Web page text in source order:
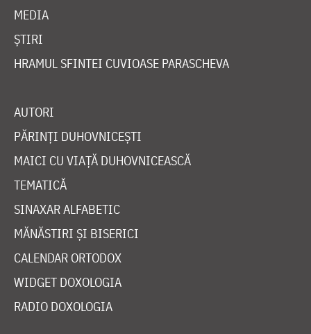
MEDIA
ȘTIRI
HRAMUL SFINTEI CUVIOASE PARASCHEVA
AUTORI
PĂRINȚI DUHOVNICEȘTI
MAICI CU VIAȚĂ DUHOVNICEASCĂ
TEMATICĂ
SINAXAR ALFABETIC
MĂNĂSTIRI ȘI BISERICI
CALENDAR ORTODOX
WIDGET DOXOLOGIA
RADIO DOXOLOGIA